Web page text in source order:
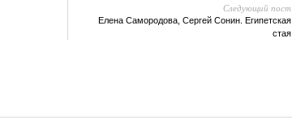
Следующий пост
Елена Самородова, Сергей Сонин. Египетская
стая